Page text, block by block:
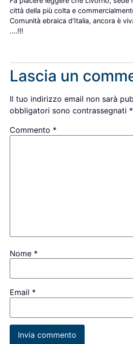
città della più colta e
Comunità ebraica d’Italia, ancora è
….!!!
Lascia un
Il tuo indirizzo email non sarà
obbligatori sono contrassegnati *
Commento *
Nome *
Email *